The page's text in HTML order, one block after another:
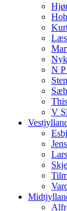
N
V